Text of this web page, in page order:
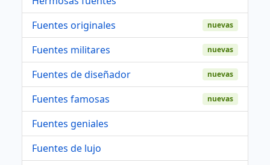
Fuentes originales
nuevas
Fuentes militares nuevas
Fuentes de diseñador nuevas
Fuentes famosas nuevas
Fuentes geniales
Fuentes de lujo